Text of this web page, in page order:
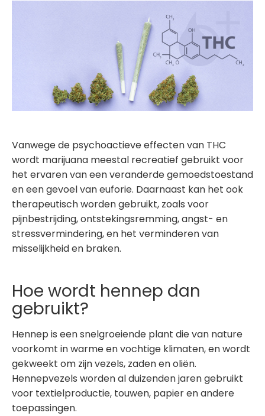
Vanwege de psychoactieve effecten van THC
wordt marijuana meestal recreatief gebruikt voor
het ervaren van een veranderde gemoedstoestand
en een gevoel van euforie. Daarnaast kan het ook
therapeutisch worden gebruikt, zoals voor
pijnbestrijding, ontstekingsremming, angst- en
stressvermindering, en het verminderen van
misselijkheid en braken.
Hoe wordt hennep dan
gebruikt?
Hennep is een snelgroeiende plant die van nature
voorkomt in warme en vochtige klimaten, en wordt
gekweekt om zijn vezels, zaden en oliën.
Hennepvezels worden al duizenden jaren gebruikt
voor textielproductie, touwen, papier en andere
toepassingen.